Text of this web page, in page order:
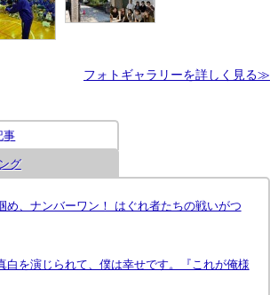
フォトギャラリーを詳しく見る≫
事
グ
、ナンバーワン！ はぐれ者たちの戦いがつ
を演じられて、僕は幸せです。『これが俺様